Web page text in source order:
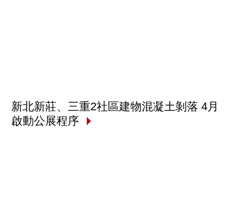
新北新莊、三重2社區建物混凝土剝落 4月
啟動公展程序